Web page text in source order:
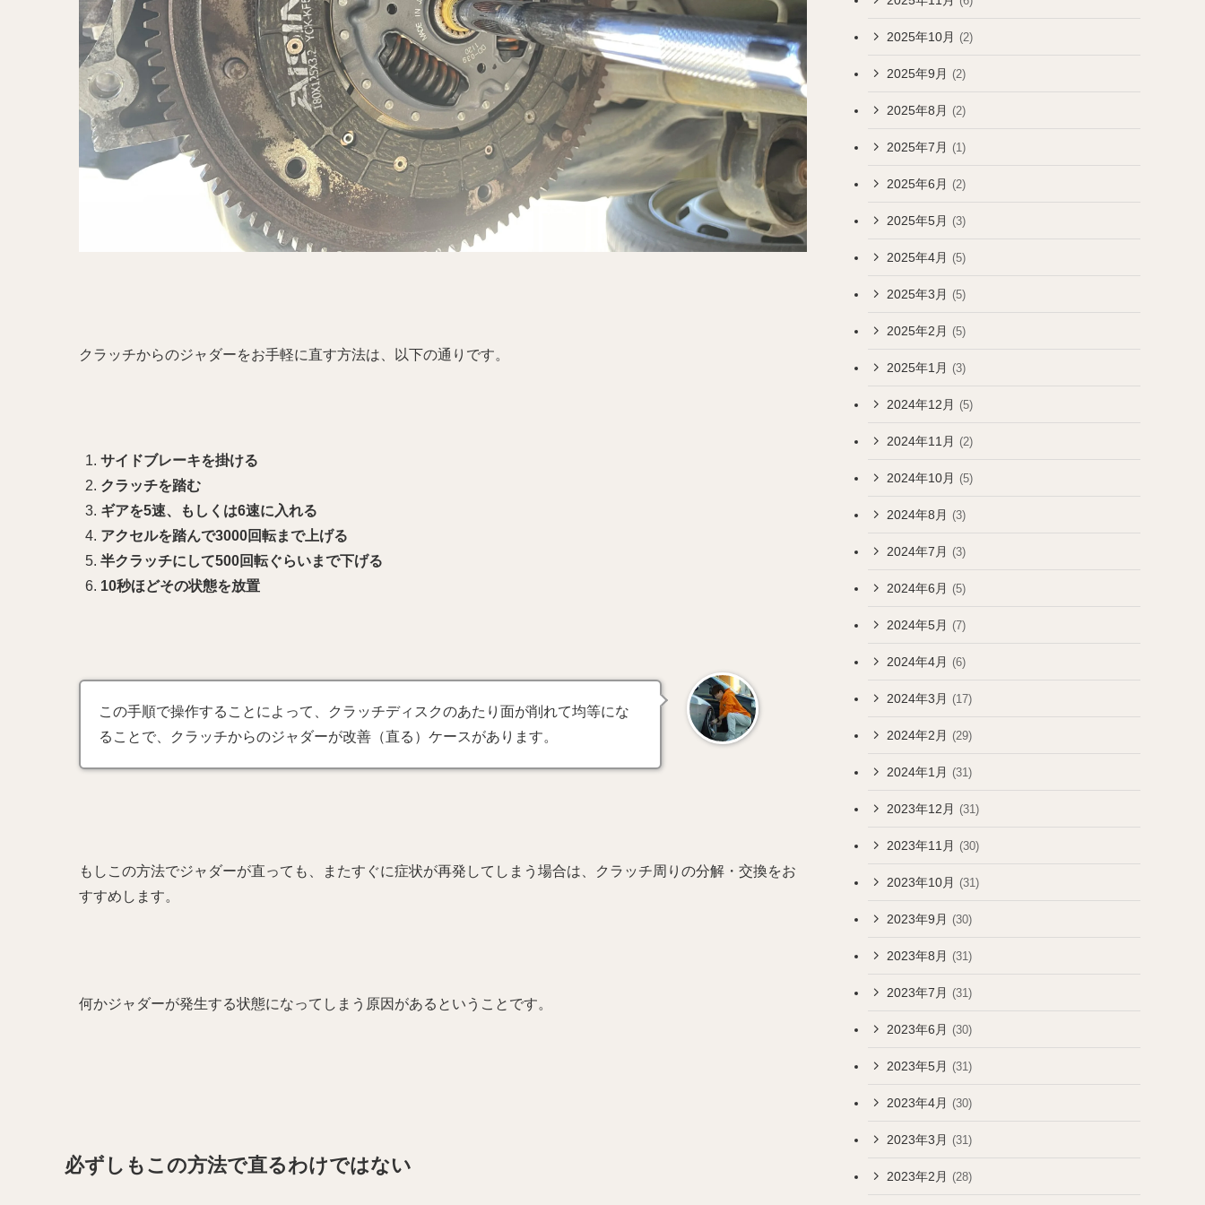
クラッチからのジャダーをお手軽に直す方法は、以下の通りです。
サイドブレーキを掛ける
クラッチを踏む
ギアを5速、もしくは6速に入れる
アクセルを踏んで3000回転まで上げる
半クラッチにして500回転ぐらいまで下げる
10秒ほどその状態を放置
この手順で操作することによって、クラッチディスクのあたり面が削れて均等にな
ることで、クラッチからのジャダーが改善（直る）ケースがあります。
もしこの方法でジャダーが直っても、またすぐに症状が再発してしまう場合は、クラッチ周りの分解・交換をお
すすめします。
何かジャダーが発生する状態になってしまう原因があるということです。
必ずしもこの方法で直るわけではない
2025年10月 (2)
2025年9月 (2)
2025年8月 (2)
2025年7月 (1)
2025年6月 (2)
2025年5月 (3)
2025年4月 (5)
2025年3月 (5)
2025年2月 (5)
2025年1月 (3)
2024年12月 (5)
2024年11月 (2)
2024年10月 (5)
2024年8月 (3)
2024年7月 (3)
2024年6月 (5)
2024年5月 (7)
2024年4月 (6)
2024年3月 (17)
2024年2月 (29)
2024年1月 (31)
2023年12月 (31)
2023年11月 (30)
2023年10月 (31)
2023年9月 (30)
2023年8月 (31)
2023年7月 (31)
2023年6月 (30)
2023年5月 (31)
2023年4月 (30)
2023年3月 (31)
2023年2月 (28)